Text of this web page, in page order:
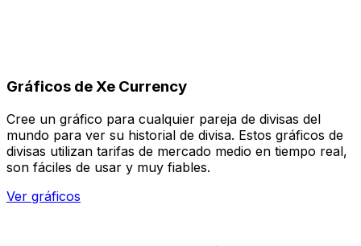
Gráficos de Xe Currency
Cree un gráfico para cualquier pareja de divisas del
mundo para ver su historial de divisa. Estos gráficos de
divisas utilizan tarifas de mercado medio en tiempo real,
son fáciles de usar y muy fiables.
Ver gráficos